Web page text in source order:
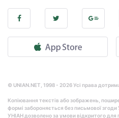
© UNIAN.NET, 1998 - 2026 Усі права
Копіювання текстів або зображень,
формі забороняється без письмової
УНІАН дозволено за умови відкритого